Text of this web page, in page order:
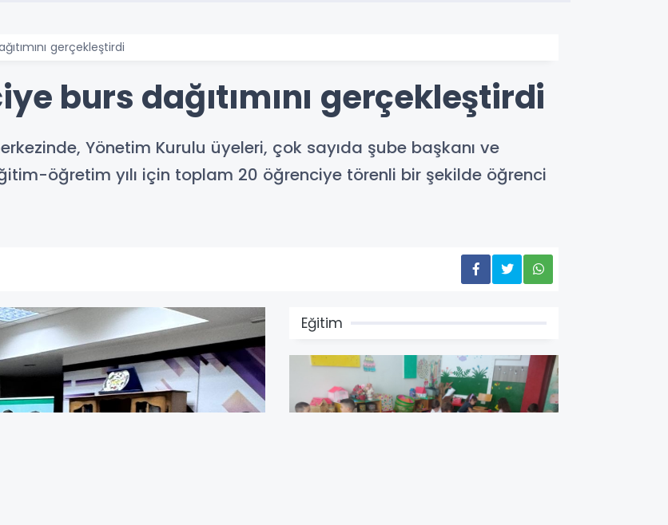
gerçekleştirdi
burs dağıtımını gerçekleştirdi
Yönetim Kurulu üyeleri, çok sayıda şube başkanı ve
öğretim yılı için toplam 20 öğrenciye törenli bir şekilde öğrenci
Eğitim